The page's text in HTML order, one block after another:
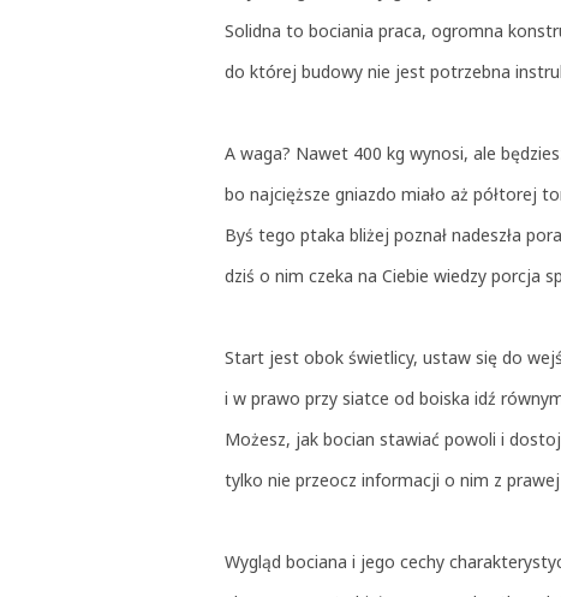
Solidna to bociania praca, ogromna
do której budowy nie jest potrzebna
A waga? Nawet 400 kg wynosi, ale
bo najcięższe gniazdo miało aż półtorej
Byś tego ptaka bliżej poznał nadeszła
dziś o nim czeka na Ciebie wiedzy porcja
Start jest obok świetlicy, ustaw się do
i w prawo przy siatce od boiska idź
Możesz, jak bocian stawiać powoli i
tylko nie przeocz informacji o nim z
Wygląd bociana i jego cechy